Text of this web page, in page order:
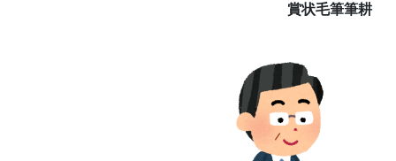
賞状毛筆筆耕